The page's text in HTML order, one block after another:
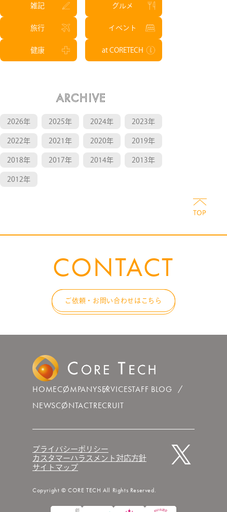
雑記 グルメ
旅行 イベント
健康 at CORETECH
ARCHIVE
2026年 2025年 2024年 2023年
2022年 2021年 2020年 2019年
2018年 2017年 2014年 2013年
2012年
CONTACT
ご依頼・お問い合わせはこちら
HOMECOMPANYSERVICESTAFF BLOG
NEWSCONTACTRECRUIT
プライバシーポリシー
カスタマーハラスメント対応方針
サイトマップ
Copyright © CORE TECH All Rights Reserved.